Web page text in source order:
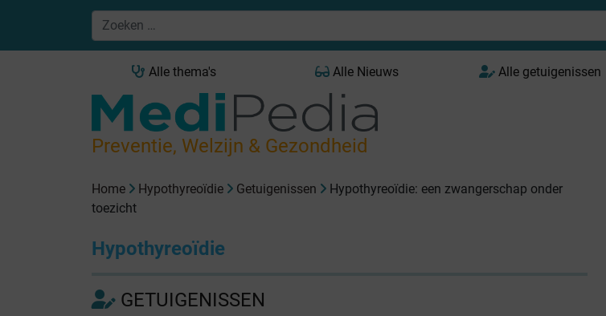
Alle thema's Alle Nieuws Alle getuigenissen
Preventie, Welzijn & Gezondheid
Home Hypothyreoïdie Getuigenissen
Hypothyreoïdie: een zwangerschap onder
toezicht
Hypothyreoïdie
GETUIGENISSEN